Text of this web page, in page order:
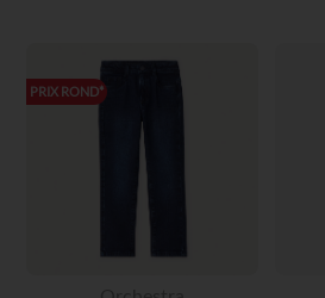
PRIX ROND*